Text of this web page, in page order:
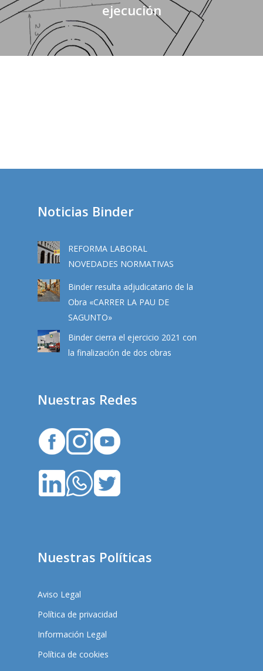
ejecución
Noticias Binder
REFORMA LABORAL
NOVEDADES NORMATIVAS
Binder resulta adjudicatario de la
Obra «CARRER LA PAU DE
SAGUNTO»
Binder cierra el ejercicio 2021 con
la finalización de dos obras
Nuestras Redes
Nuestras Políticas
Aviso Legal
Política de privacidad
Información Legal
Política de cookies